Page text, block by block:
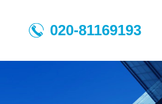
020-81169193